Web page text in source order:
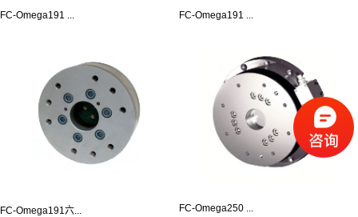
FC-Omega191 ... FC-Omega191 ...
FC-Omega191六... FC-Omega250 ...